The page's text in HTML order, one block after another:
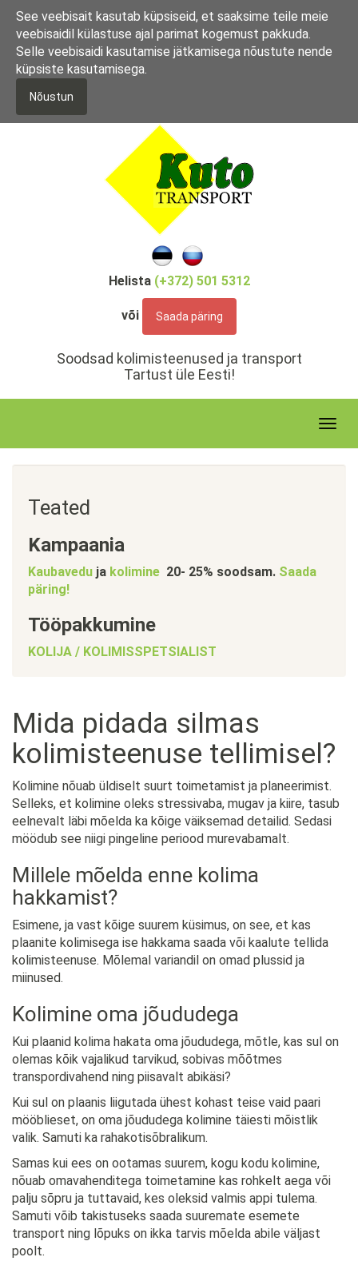
d
See veebisait kasutab küpsiseid, et saaksime teile meie
veebisaidil külastuse ajal parimat kogemust pakkuda.
Selle veebisaidi kasutamise jätkamisega nõustute nende
küpsiste kasutamisega.
Nõustun
Helista (+372) 501 5312
või Saada päring
Soodsad kolimisteenused ja transport
Tartust üle Eesti!
T
Teated
Kampaania
Kaubavedu ja kolimine 20- 25% soodsam. Saada
päring!
Tööpakkumine
KOLIJA / KOLIMISSPETSIALIST
Mida pidada silmas
kolimisteenuse tellimisel?
Kolimine nõuab üldiselt suurt toimetamist ja planeerimist.
Selleks, et kolimine oleks stressivaba, mugav ja kiire, tasub
eelnevalt läbi mõelda ka kõige väiksemad detailid. Sedasi
möödub see niigi pingeline periood murevabamalt.
Millele mõelda enne kolima
hakkamist?
Esimene, ja vast kõige suurem küsimus, on see, et kas
plaanite kolimisega ise hakkama saada või kaalute tellida
kolimisteenuse. Mõlemal variandil on omad plussid ja
miinused.
Kolimine oma jõududega
Kui plaanid kolima hakata oma jõududega, mõtle, kas sul on
olemas kõik vajalikud tarvikud, sobivas mõõtmes
transpordivahend ning piisavalt abikäsi?
Kui sul on plaanis liigutada ühest kohast teise vaid paari
mööblieset, on oma jõududega kolimine täiesti mõistlik
valik. Samuti ka rahakotisõbralikum.
Samas kui ees on ootamas suurem, kogu kodu kolimine,
nõuab omavahenditega toimetamine kas rohkelt aega või
palju sõpru ja tuttavaid, kes oleksid valmis appi tulema.
Samuti võib takistuseks saada suuremate esemete
transport ning lõpuks on ikka tarvis mõelda abile väljast
poolt.